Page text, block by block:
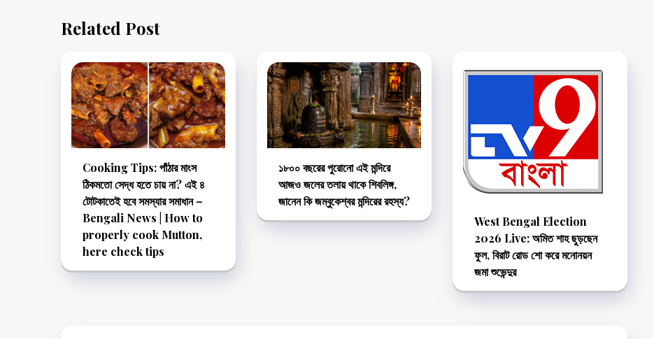
Related Post
Cooking Tips: পাঁঠার মাংস
ঠিকমতো সেদ্ধ হতে চায় না? এই ৪
টোটকাতেই হবে সমস্যার সমাধান –
Bengali News | How to
properly cook Mutton,
here check tips
১৮০০ বছরের পুরোনো এই মন্দিরে
আজও জলের তলায় থাকে শিবলিঙ্গ,
জানেন কি জম্বুকেশ্বর মন্দিরের রহস্য?
West Bengal Election
2026 Live: অমিত শাহ ছুড়ছেন
ফুল, বিরাট রোড শো করে মনোনয়ন
জমা শুভেন্দুর